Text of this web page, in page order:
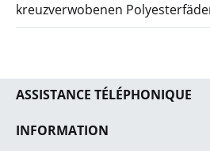
kreuzverwobenen
ASSISTANCE TÉLÉPHONIQUE
INFORMATION